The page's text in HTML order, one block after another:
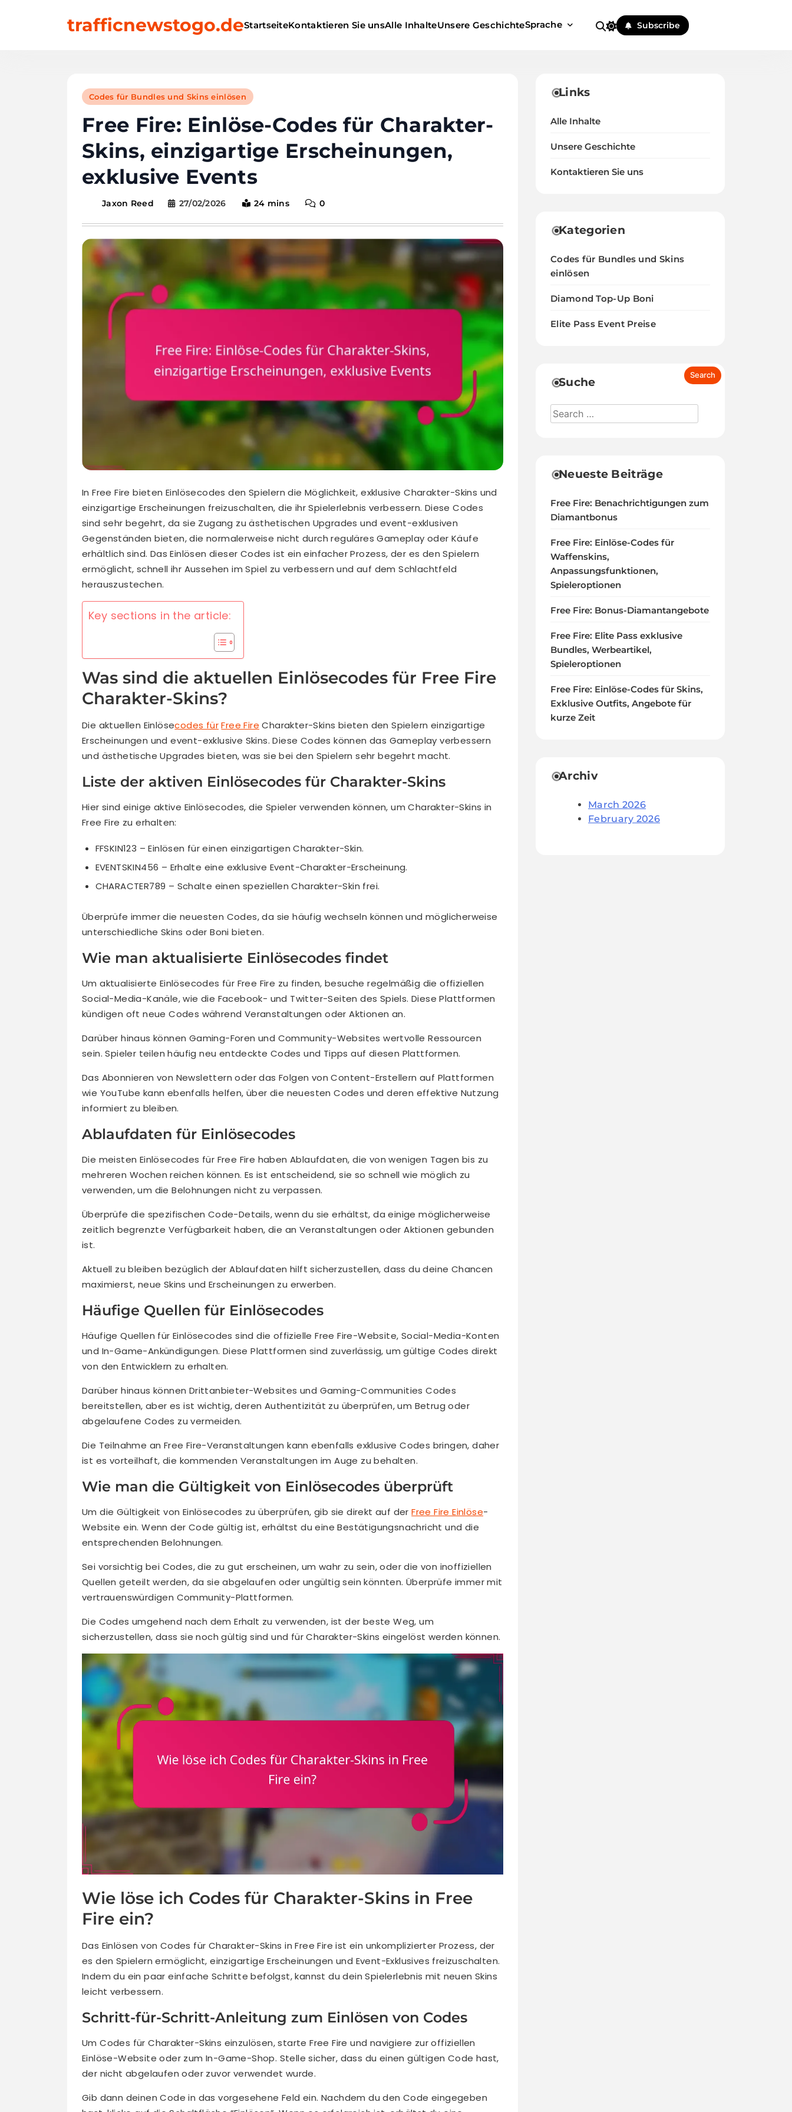
trafficnewstogo.deStartseiteKontaktieren Sie unsAlle InhalteUnsere GeschichteSprache Subscribe
Codes für Bundles und Skins einlösen
Free Fire: Einlöse-Codes für Charakter-
Skins, einzigartige Erscheinungen,
exklusive Events
Jaxon Reed 27/02/2026 24 mins 0
In Free Fire bieten Einlösecodes den Spielern die Möglichkeit, exklusive Charakter-Skins und
einzigartige Erscheinungen freizuschalten, die ihr Spielerlebnis verbessern. Diese Codes
sind sehr begehrt, da sie Zugang zu ästhetischen Upgrades und event-exklusiven
Gegenständen bieten, die normalerweise nicht durch reguläres Gameplay oder Käufe
erhältlich sind. Das Einlösen dieser Codes ist ein einfacher Prozess, der es den Spielern
ermöglicht, schnell ihr Aussehen im Spiel zu verbessern und auf dem Schlachtfeld
herauszustechen.
Key sections in the article:
Was sind die aktuellen Einlösecodes für Free Fire
Charakter-Skins?
Die aktuellen Einlösecodes für Free Fire Charakter-Skins bieten den Spielern einzigartige
Erscheinungen und event-exklusive Skins. Diese Codes können das Gameplay verbessern
und ästhetische Upgrades bieten, was sie bei den Spielern sehr begehrt macht.
Liste der aktiven Einlösecodes für Charakter-Skins
Hier sind einige aktive Einlösecodes, die Spieler verwenden können, um Charakter-Skins in
Free Fire zu erhalten:
FFSKIN123 – Einlösen für einen einzigartigen Charakter-Skin.
EVENTSKIN456 – Erhalte eine exklusive Event-Charakter-Erscheinung.
CHARACTER789 – Schalte einen speziellen Charakter-Skin frei.
Überprüfe immer die neuesten Codes, da sie häufig wechseln können und möglicherweise
unterschiedliche Skins oder Boni bieten.
Wie man aktualisierte Einlösecodes findet
Um aktualisierte Einlösecodes für Free Fire zu finden, besuche regelmäßig die offiziellen
Social-Media-Kanäle, wie die Facebook- und Twitter-Seiten des Spiels. Diese Plattformen
kündigen oft neue Codes während Veranstaltungen oder Aktionen an.
Darüber hinaus können Gaming-Foren und Community-Websites wertvolle Ressourcen
sein. Spieler teilen häufig neu entdeckte Codes und Tipps auf diesen Plattformen.
Das Abonnieren von Newslettern oder das Folgen von Content-Erstellern auf Plattformen
wie YouTube kann ebenfalls helfen, über die neuesten Codes und deren effektive Nutzung
informiert zu bleiben.
Ablaufdaten für Einlösecodes
Die meisten Einlösecodes für Free Fire haben Ablaufdaten, die von wenigen Tagen bis zu
mehreren Wochen reichen können. Es ist entscheidend, sie so schnell wie möglich zu
verwenden, um die Belohnungen nicht zu verpassen.
Überprüfe die spezifischen Code-Details, wenn du sie erhältst, da einige möglicherweise
zeitlich begrenzte Verfügbarkeit haben, die an Veranstaltungen oder Aktionen gebunden
ist.
Aktuell zu bleiben bezüglich der Ablaufdaten hilft sicherzustellen, dass du deine Chancen
maximierst, neue Skins und Erscheinungen zu erwerben.
Häufige Quellen für Einlösecodes
Häufige Quellen für Einlösecodes sind die offizielle Free Fire-Website, Social-Media-Konten
und In-Game-Ankündigungen. Diese Plattformen sind zuverlässig, um gültige Codes direkt
von den Entwicklern zu erhalten.
Darüber hinaus können Drittanbieter-Websites und Gaming-Communities Codes
bereitstellen, aber es ist wichtig, deren Authentizität zu überprüfen, um Betrug oder
abgelaufene Codes zu vermeiden.
Die Teilnahme an Free Fire-Veranstaltungen kann ebenfalls exklusive Codes bringen, daher
ist es vorteilhaft, die kommenden Veranstaltungen im Auge zu behalten.
Wie man die Gültigkeit von Einlösecodes überprüft
Um die Gültigkeit von Einlösecodes zu überprüfen, gib sie direkt auf derFree Fire Einlöse-
Website ein. Wenn der Code gültig ist, erhältst du eine Bestätigungsnachricht und die
entsprechenden Belohnungen.
Sei vorsichtig bei Codes, die zu gut erscheinen, um wahr zu sein, oder die von inoffiziellen
Quellen geteilt werden, da sie abgelaufen oder ungültig sein könnten. Überprüfe immer mit
vertrauenswürdigen Community-Plattformen.
Die Codes umgehend nach dem Erhalt zu verwenden, ist der beste Weg, um
sicherzustellen, dass sie noch gültig sind und für Charakter-Skins eingelöst werden können.
Wie löse ich Codes für Charakter-Skins in Free
Fire ein?
Das Einlösen von Codes für Charakter-Skins in Free Fire ist ein unkomplizierter Prozess, der
es den Spielern ermöglicht, einzigartige Erscheinungen und Event-Exklusives freizuschalten.
Indem du ein paar einfache Schritte befolgst, kannst du dein Spielerlebnis mit neuen Skins
leicht verbessern.
Schritt-für-Schritt-Anleitung zum Einlösen von Codes
Um Codes für Charakter-Skins einzulösen, starte Free Fire und navigiere zur offiziellen
Einlöse-Website oder zum In-Game-Shop. Stelle sicher, dass du einen gültigen Code hast,
der nicht abgelaufen oder zuvor verwendet wurde.
Gib dann deinen Code in das vorgesehene Feld ein. Nachdem du den Code eingegeben
Links
Alle Inhalte
Unsere Geschichte
Kontaktieren Sie uns
Kategorien
Codes für Bundles und Skins
einlösen
Diamond Top-Up Boni
Elite Pass Event Preise
Suche
Neueste Beiträge
Free Fire: Benachrichtigungen zum
Diamantbonus
Free Fire: Einlöse-Codes für
Waffenskins,
Anpassungsfunktionen,
Spieleroptionen
Free Fire: Bonus-Diamantangebote
Free Fire: Elite Pass exklusive
Bundles, Werbeartikel,
Spieleroptionen
Free Fire: Einlöse-Codes für Skins,
Exklusive Outfits, Angebote für
kurze Zeit
Archiv
March 2026
February 2026